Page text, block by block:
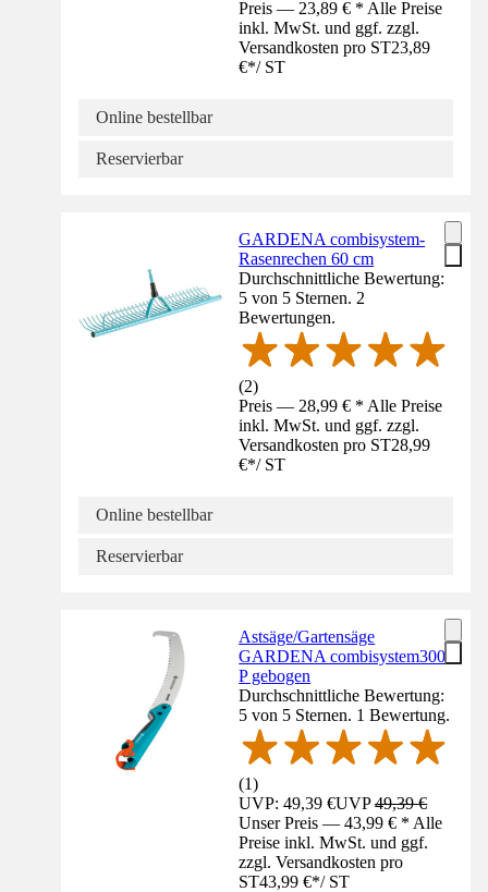
Preis — 23,89 € * Alle Preise
inkl. MwSt. und ggf. zzgl.
Versandkosten pro ST23,89
€*/ ST
Online bestellbar
Reservierbar
GARDENA combisystem-
Rasenrechen 60 cm
Durchschnittliche Bewertung:
5 von 5 Sternen. 2
Bewertungen.
(2)
Preis — 28,99 € * Alle Preise
inkl. MwSt. und ggf. zzgl.
Versandkosten pro ST28,99
€*/ ST
Online bestellbar
Reservierbar
Astsäge/Gartensäge
GARDENA combisystem300
P gebogen
Durchschnittliche Bewertung:
5 von 5 Sternen. 1 Bewertung.
(1)
UVP: 49,39 €UVP49,39 €
Unser Preis — 43,99 € * Alle
Preise inkl. MwSt. und ggf.
zzgl. Versandkosten pro
ST43,99 €*/ ST